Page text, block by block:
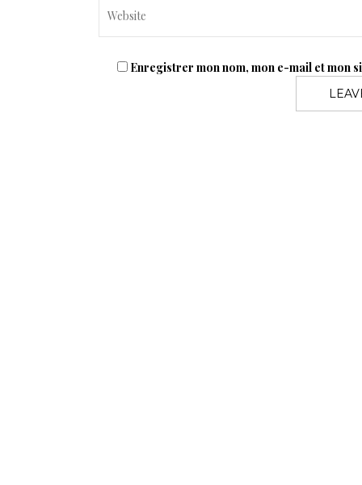
Enregistrer mon nom, mon e-mail et mon